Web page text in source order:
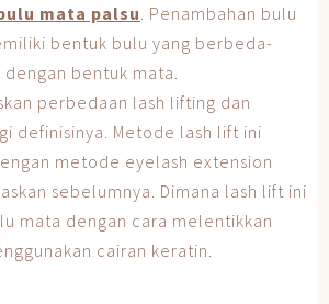
mata palsu . Penambahan bulu
bentuk bulu yang berbeda-
bentuk mata.
perbedaan lash lifting dan
definisinya. Metode lash lift ini
metode eyelash extension
sebelumnya. Dimana lash lift ini
mata dengan cara melentikkan
cairan keratin.